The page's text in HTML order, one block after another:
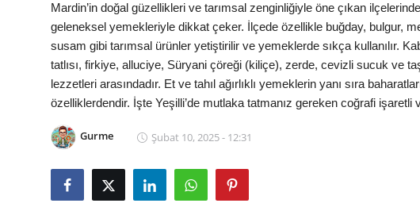
Şehirler
Helal Gıda & Dini Hükümler
Gıda Güvenliği & Bilimi
Kalori & Diyet Rehberi
Mekan & Lezzet Rotaları
Mardin’in doğal güzellikleri ve tarımsal zenginliğiyle öne çıkan
geleneksel yemekleriyle dikkat çeker. İlçede özellikle buğday, bulgur,
susam gibi tarımsal ürünler yetiştirilir ve yemeklerde sıkça kullanılır.
tatlısı, firkiye, alluciye, Süryani çöreği (kiliçe), zerde, cevizli sucuk ve
lezzetleri arasındadır. Et ve tahıl ağırlıklı yemeklerin yanı sıra
özelliklerdendir. İşte Yeşilli’de mutlaka tatmanız gereken coğrafi işaretli
Gurme Şubat 10, 2025 - 12:31